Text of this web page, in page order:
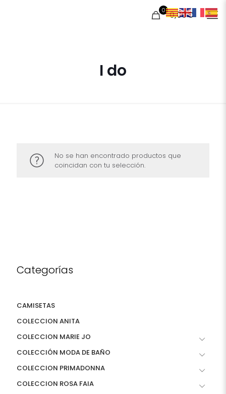
0 0,00€
I do
No se han encontrado productos que
coincidan con tu selección.
Categorías
CAMISETAS
COLECCION ANITA
COLECCION MARIE JO
COLECCIÓN MODA DE BAÑO
COLECCION PRIMADONNA
COLECCION ROSA FAIA